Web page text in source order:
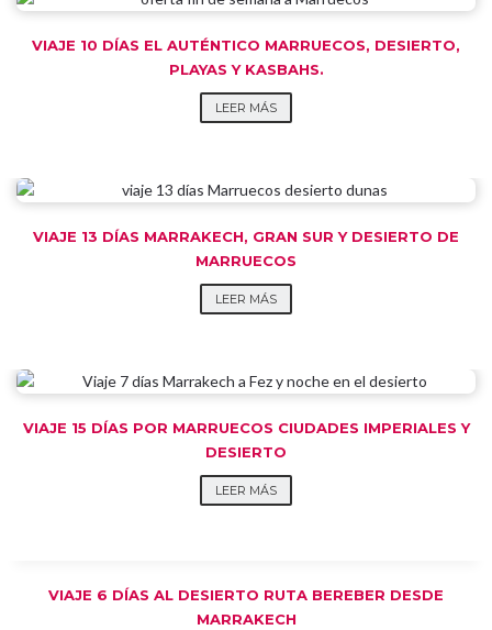
VIAJE 10 DÍAS EL AUTÉNTICO MARRUECOS, DESIERTO,
PLAYAS Y KASBAHS.
LEER MÁS
VIAJE 13 DÍAS MARRAKECH, GRAN SUR Y DESIERTO DE
MARRUECOS
LEER MÁS
VIAJE 15 DÍAS POR MARRUECOS CIUDADES IMPERIALES Y
DESIERTO
LEER MÁS
VIAJE 6 DÍAS AL DESIERTO RUTA BEREBER DESDE
MARRAKECH